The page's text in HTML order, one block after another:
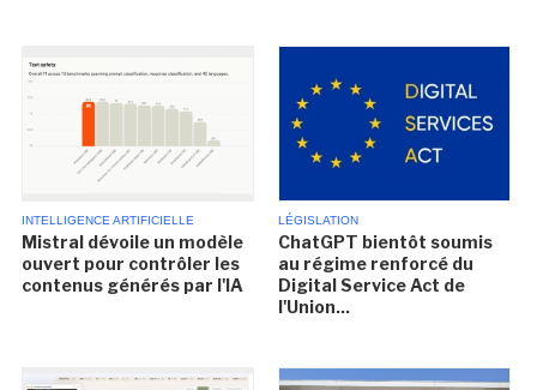
INTELLIGENCE ARTIFICIELLE
Mistral dévoile un modèle
ouvert pour contrôler les
contenus générés par l'IA
LÉGISLATION
ChatGPT bientôt soumis
au régime renforcé du
Digital Service Act de
l'Union...